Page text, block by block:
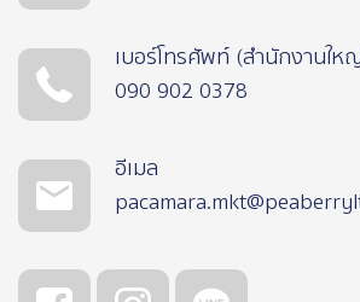
เบอร์โทรศัพท์ (สำนักงานให
090 902 0378
อีเมล